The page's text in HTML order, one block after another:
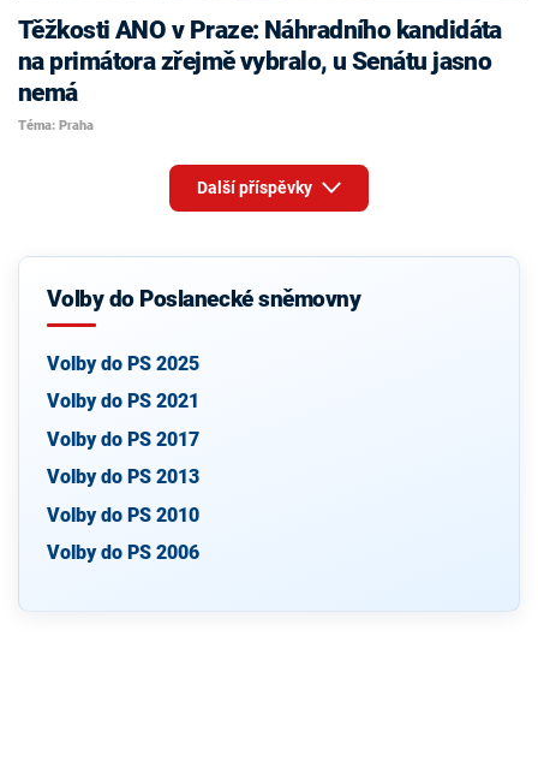
Těžkosti ANO v Praze: Náhradního kandidáta
na primátora zřejmě vybralo, u Senátu jasno
nemá
Téma: Praha
Další příspěvky
Volby do Poslanecké sněmovny
Volby do PS 2025
Volby do PS 2021
Volby do PS 2017
Volby do PS 2013
Volby do PS 2010
Volby do PS 2006